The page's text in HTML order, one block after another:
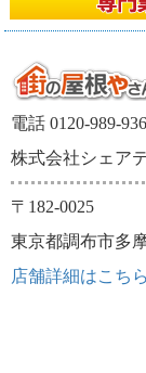
電話 0120-989-936
株式会社シェア
〒182-0025
東京都調布市多
店舗詳細はこちら